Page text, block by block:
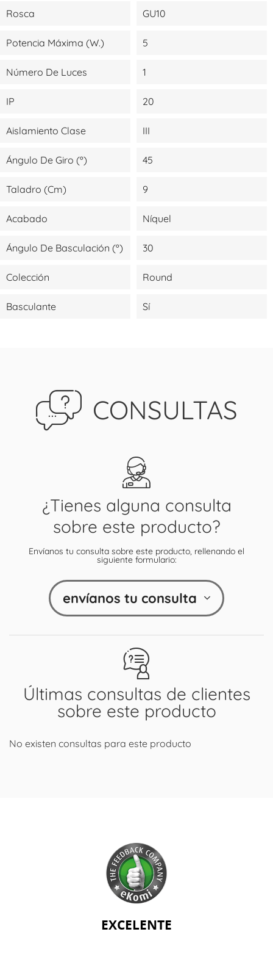
Rosca GU10
Potencia Máxima (W.) 5
Número De Luces 1
IP 20
Aislamiento Clase III
Ángulo De Giro (º) 45
Taladro (cm) 9
Acabado Níquel
Ángulo De Basculación (º) 30
Colección Round
Basculante Sí
CONSULTAS
Últimas consultas de clientes
sobre este producto
No existen consultas para este producto
¿Tienes alguna consulta
sobre este producto?
Envíanos tu consulta sobre este producto, rellenando el
siguiente formulario:
envíanos tu consulta
EXCELENTE